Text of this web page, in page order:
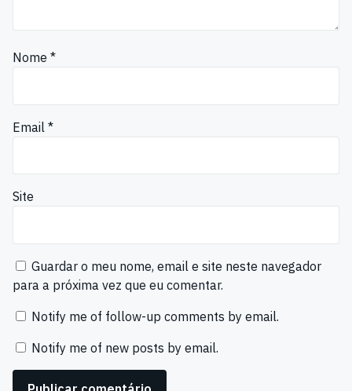
Nome *
Email *
Site
Guardar o meu nome, email e site neste navegador
para a próxima vez que eu comentar.
Notify me of follow-up comments by email.
Notify me of new posts by email.